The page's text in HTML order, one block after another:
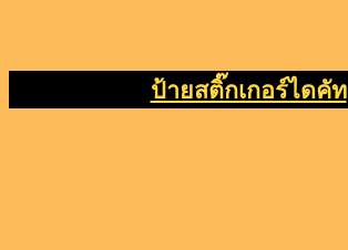
ป้ายสติ๊กเกอร์ไดคัท